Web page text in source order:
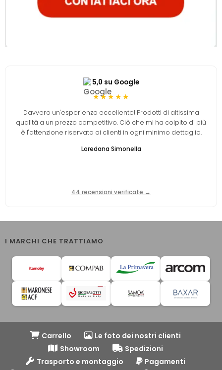
5,0 su Google
★★★★★
Davvero un'esperienza eccellente! Prodotti di altissima
qualità a un prezzo competitivo. Ciò che mi ha colpito di più
è l'attenzione riservata ai clienti in ogni minimo dettaglio.
Loredana Simonella
44 recensioni verificate →
I MARCHI CHE TRATTIAMO
Carrello
Le foto dei nostri clienti
Showroom
Spedizioni
Trasporto e montaggio
Pagamenti